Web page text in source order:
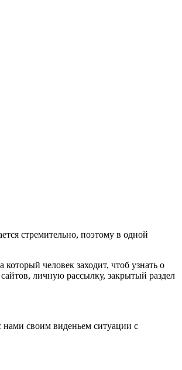
стремительно, поэтому в одной
человек заходит, чтоб узнать о
личную рассылку, закрытый раздел
нами своим виденьем ситуации с